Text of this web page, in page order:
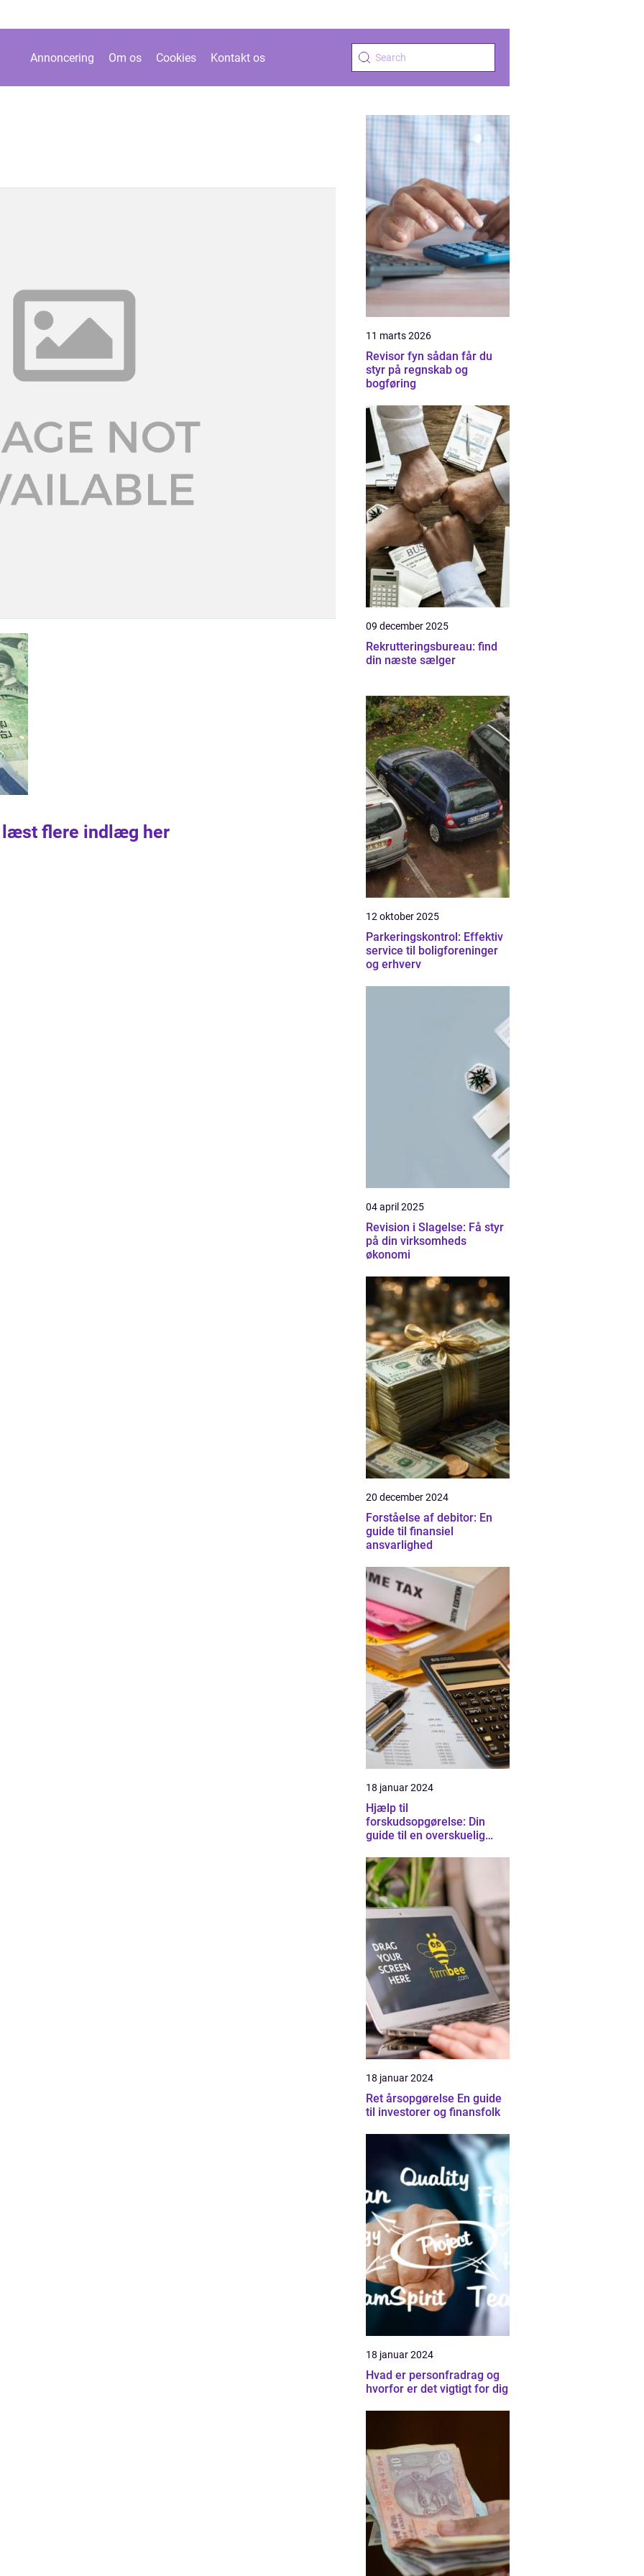
Annoncering Om os Cookies Kontakt os
læst flere indlæg her
11 marts 2026
Revisor fyn sådan får du
styr på regnskab og
bogføring
09 december 2025
Rekrutteringsbureau: find
din næste sælger
12 oktober 2025
Parkeringskontrol: Effektiv
service til boligforeninger
og erhverv
04 april 2025
Revision i Slagelse: Få styr
på din virksomheds
økonomi
20 december 2024
Forståelse af debitor: En
guide til finansiel
ansvarlighed
18 januar 2024
Hjælp til
forskudsopgørelse: Din
guide til en overskuelig
18 januar 2024
Ret årsopgørelse En guide
til investorer og finansfolk
18 januar 2024
Hvad er personfradrag og
hvorfor er det vigtigt for dig